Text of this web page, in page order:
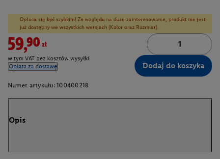
Opłaca się być szybkim! Ze względu na duże zainteresowanie, produkt nie jest
już dostępny we wszystkich wersjach (Kolor oraz Rozmiar).
59,90zł
w tym VAT bez kosztów wysyłki
Opłata za dostawę
Dodaj do koszyka
Numer artykułu: 100400218
Opis